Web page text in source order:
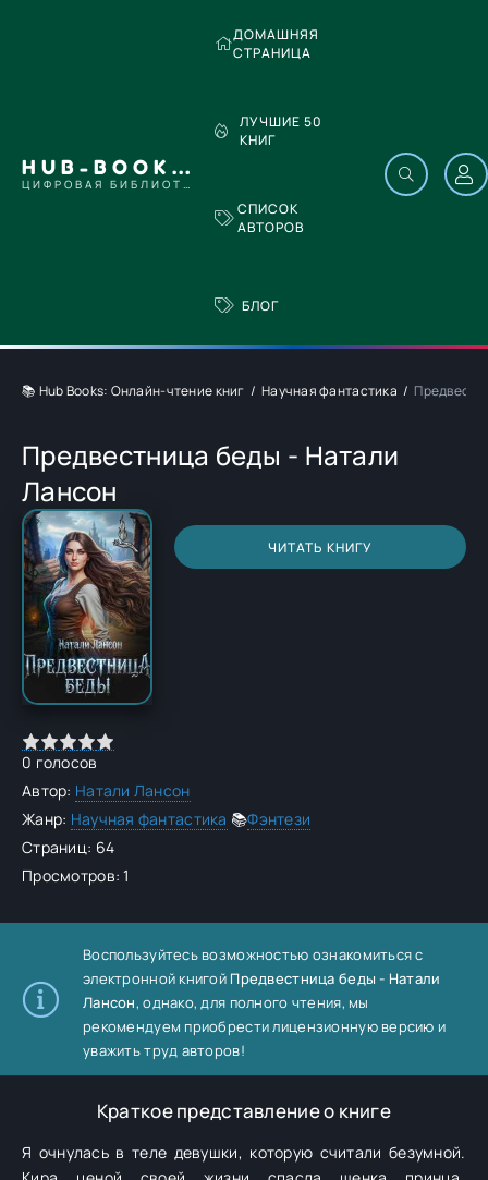
HUB-BOOKS.COM
ЦИФРОВАЯ БИБЛИОТЕКА
ДОМАШНЯЯ
СТРАНИЦА
ЛУЧШИЕ 50
КНИГ
СПИСОК
АВТОРОВ
БЛОГ
📚 Hub Books: Онлайн-чтение книг Научная фантастика
Предвестница беды - Натали
Лансон
ЧИТАТЬ КНИГУ
0 голосов
Автор: Натали Лансон
Жанр: Научная фантастика 📚Фэнтези
Страниц: 64
Просмотров: 1
Воспользуйтесь возможностью ознакомиться с
электронной книгой Предвестница беды - Натали
Лансон, однако, для полного чтения, мы
рекомендуем приобрести лицензионную версию и
уважить труд авторов!
Краткое представление о книге
Я очнулась в теле девушки, которую считали безумной.